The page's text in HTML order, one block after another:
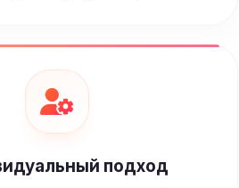
подход